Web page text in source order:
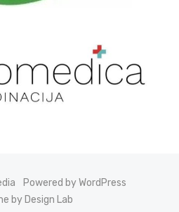
Powered by WordPress
by Design Lab